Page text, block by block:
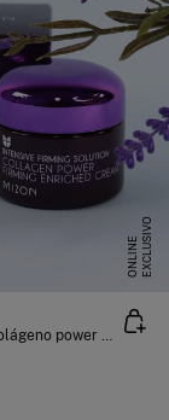
E
X
C
L
U
SI
V
O
O
N
L
I
N
E
Crema con colágeno power firming